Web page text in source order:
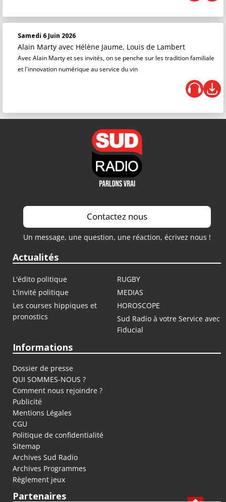
Samedi 6 Juin 2026
Alain Marty avec Hélène Jaume, Louis de Lambert
Avec Alain Marty et ses invités, on se penche sur les tradition familiale
et l'innovation numérique au service du vin
Contactez nous
Un message, une question, une réaction, écrivez nous !
Actualités
L'édito politique
RUGBY
L'invité politique
MEDIAS
Les courses hippiques et
pronostics
HOROSCOPE
Sud Radio à votre Service avec
Fiducial
Informations
Dossier de presse
QUI SOMMES-NOUS ?
Comment nous rejoindre ?
Publicité
Mentions Légales
CGU
Politique de confidentialité
Sitemap
Archives Sud Radio
Archives Programmes
Règlement jeux
Partenaires